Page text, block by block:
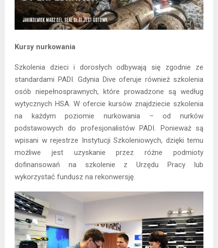
Kursy nurkowania
Szkolenia dzieci i dorosłych odbywają się zgodnie ze
standardami PADI. Gdynia Dive oferuje również szkolenia
osób niepełnosprawnych, które prowadzone są według
wytycznych HSA. W ofercie kursów znajdziecie szkolenia
na każdym poziomie nurkowania – od nurków
podstawowych do profesjonalistów PADI. Ponieważ są
wpisani w rejestrze Instytucji Szkoleniowych, dzięki temu
możliwe jest uzyskanie przez różne podmioty
dofinansowań na szkolenie z Urzędu Pracy lub
wykorzystać fundusz na rekonwersję.